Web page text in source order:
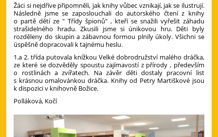
Žáci si nejdříve připomněli, jak knihy vůbec vznikají, jak se ilustrují.
Následně jsme se zaposlouchali do autorského čtení z knihy
o partě dětí ze " Třídy špionů" , kteří se snažili vyřešit záhadu
strašidelného hradu. Zkusili jsme si únikovou hru. Děti byly
rozděleny do skupin a zábavnou formou plnily úkoly. Všichni se
úspěšně dopracovali k tajnému heslu.
1.a 2. třída putovala knížkou Velké dobrodružství malého dráčka,
ze které se dozvěděly spoustu zajímavostí z přírody , především
o rostlinách a zvířatech. Na závěr děti dostaly pracovní list
s krásnou omalovánkou dráčka. Knihy od Petry Martiškové jsou
k dispozici v knihovně Božice.
Polláková, Kočí